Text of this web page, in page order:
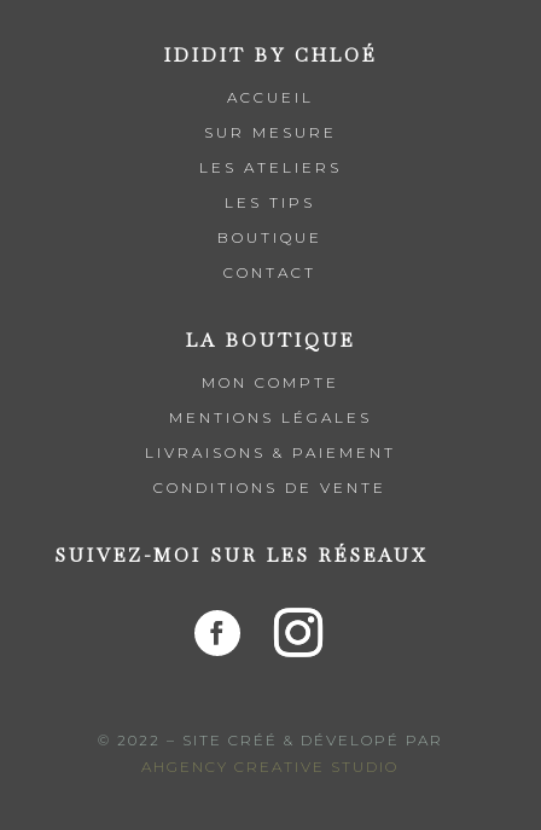
IDIDIT BY CHLOÉ
ACCUEIL
SUR MESURE
LES ATELIERS
LES TIPS
BOUTIQUE
CONTACT
LA BOUTIQUE
MON COMPTE
MENTIONS LÉGALES
LIVRAISONS & PAIEMENT
CONDITIONS DE VENTE
SUIVEZ-MOI SUR LES RÉSEAUX
© 2022 – SITE CRÉÉ & DÉVELOPÉ PAR
AHGENCY CREATIVE STUDIO